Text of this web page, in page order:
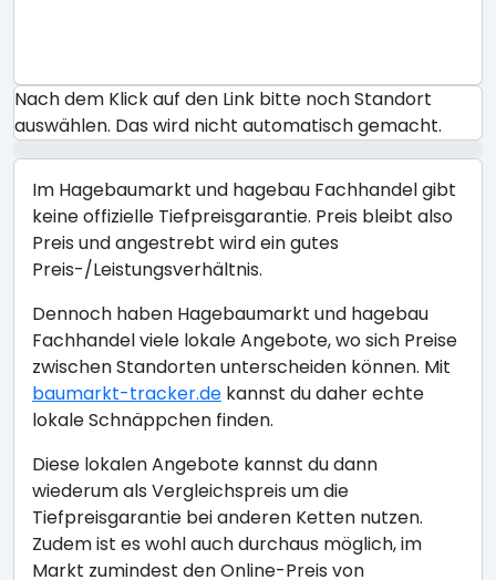
Nach dem Klick auf den Link bitte noch Standort
auswählen. Das wird nicht automatisch gemacht.
Im Hagebaumarkt und hagebau Fachhandel gibt
keine offizielle Tiefpreisgarantie. Preis bleibt also
Preis und angestrebt wird ein gutes
Preis-/Leistungsverhältnis.
Dennoch haben Hagebaumarkt und hagebau
Fachhandel viele lokale Angebote, wo sich Preise
zwischen Standorten unterscheiden können. Mit
baumarkt-tracker.de kannst du daher echte
lokale Schnäppchen finden.
Diese lokalen Angebote kannst du dann
wiederum als Vergleichspreis um die
Tiefpreisgarantie bei anderen Ketten nutzen.
Zudem ist es wohl auch durchaus möglich, im
Markt zumindest den Online-Preis von